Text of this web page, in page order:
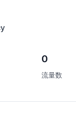
0
流量数